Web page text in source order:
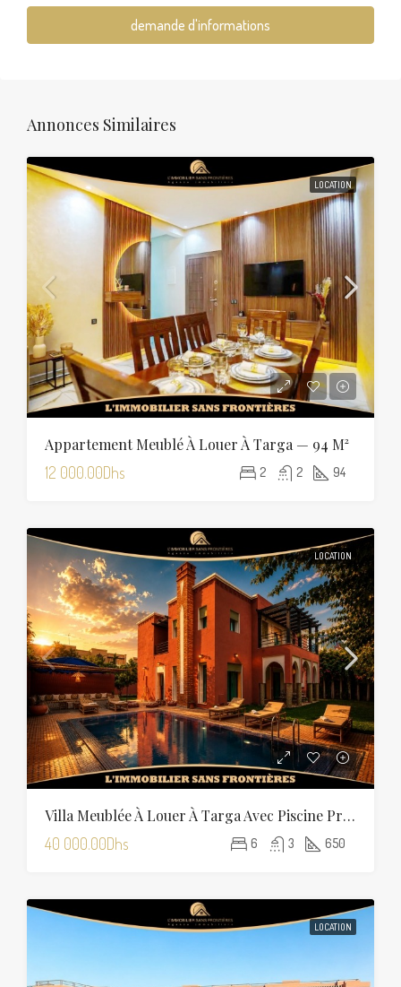
demande d'informations
Annonces Similaires
LOCATION
Appartement Meublé À Louer À Targa — 94 M²
12 000.00Dhs 2 2 94
LOCATION
Villa Meublée À Louer À Targa Avec Piscine Privée, Hammam Et Sauna
40 000.00Dhs 6 3 650
LOCATION